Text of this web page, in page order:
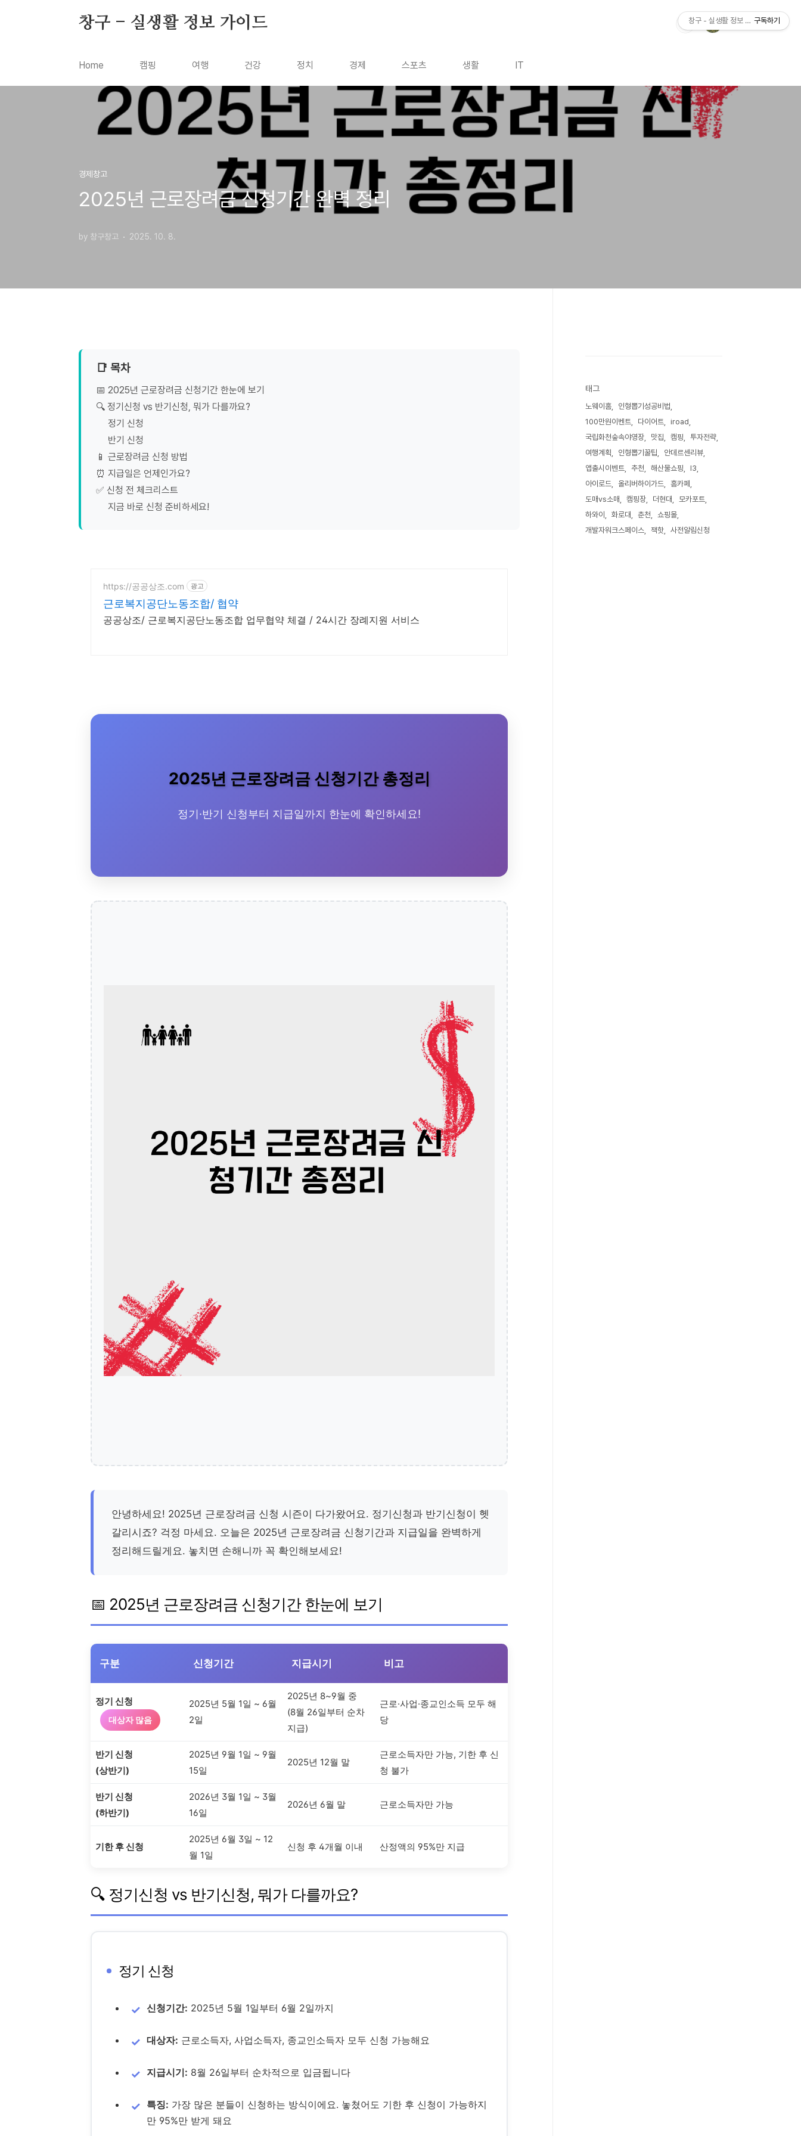
창구 - 실생활 정보 가이드
Home 캠핑 여행 건강 정치 경제 스포츠 생활 IT
경제창고
2025년 근로장려금 신청기간 완벽 정리
by 창구창고 2025. 10. 8.
📑 목차
📅 2025년 근로장려금 신청기간 한눈에 보기
🔍 정기신청 vs 반기신청, 뭐가 다를까요?
정기 신청
반기 신청
📱 근로장려금 신청 방법
⏰ 지급일은 언제인가요?
✅ 신청 전 체크리스트
지금 바로 신청 준비하세요!
https://공공상조.com 광고
근로복지공단노동조합/ 협약
공공상조/ 근로복지공단노동조합 업무협약 체결 / 24시간 장례지원 서비스
2025년 근로장려금 신청기간 총정리
정기·반기 신청부터 지급일까지 한눈에 확인하세요!
안녕하세요! 2025년 근로장려금 신청 시즌이 다가왔어요. 정기신청과 반기신청이 헷
갈리시죠? 걱정 마세요. 오늘은 2025년 근로장려금 신청기간과 지급일을 완벽하게
정리해드릴게요. 놓치면 손해니까 꼭 확인해보세요!
📅 2025년 근로장려금 신청기간 한눈에 보기
구분 신청기간 지급시기 비고
정기 신청
대상자 많음
2025년 5월 1일 ~ 6월
2일
2025년 8~9월 중
(8월 26일부터 순차
지급)
근로·사업·종교인소득 모두 해
당
반기 신청
(상반기)
2025년 9월 1일 ~ 9월
15일
2025년 12월 말
근로소득자만 가능, 기한 후 신
청 불가
반기 신청
(하반기)
2026년 3월 1일 ~ 3월
16일
2026년 6월 말 근로소득자만 가능
기한 후 신청
2025년 6월 3일 ~ 12
월 1일
신청 후 4개월 이내 산정액의 95%만 지급
🔍 정기신청 vs 반기신청, 뭐가 다를까요?
정기 신청
신청기간: 2025년 5월 1일부터 6월 2일까지
대상자: 근로소득자, 사업소득자, 종교인소득자 모두 신청 가능해요
지급시기: 8월 26일부터 순차적으로 입금됩니다
특징: 가장 많은 분들이 신청하는 방식이에요. 놓쳤어도 기한 후 신청이 가능하지
만 95%만 받게 돼요
태그
노웨이홈
인형뽑기성공비법
100만원이벤트
다이어트
iroad
국립화천숲속야영장
맛집 캠핑
투자전략
여행계획
인형뽑기꿀팁
안데르센리뷰
앱출시이벤트
추천 해산물쇼핑
I3
아이로드
올리버하이가드
홈카페
도매vs소매
캠핑장 더현대
모카포트
하와이
화로대 춘천
쇼핑몰
개발자워크스페이스
잭핫 사전알림신청
창구 - 실생활 정보 가이드구독하기